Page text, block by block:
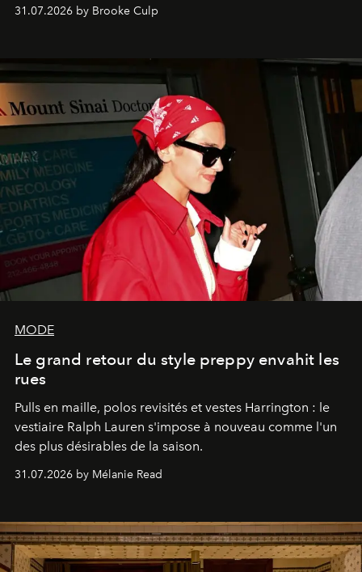
31.07.2026 by Brooke Culp
MODE
Le grand retour du style preppy envahit les
rues
Pulls en maille, polos revisités et vestes Harrington : le
vestiaire Ralph Lauren s'impose à nouveau comme l'un
des plus désirables de la saison.
31.07.2026 by Mélanie Read